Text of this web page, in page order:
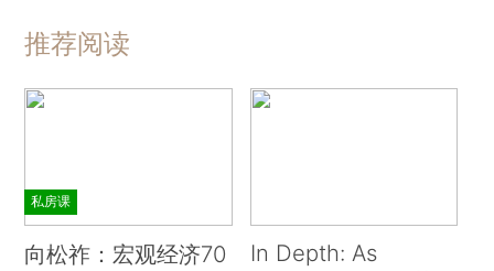
推荐阅读
私房课
向松祚：宏观经济70
In Depth: As